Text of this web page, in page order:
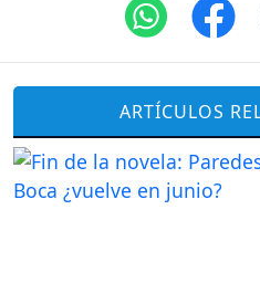
ARTÍCULOS